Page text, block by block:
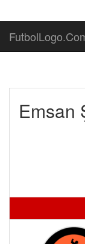
Emsan